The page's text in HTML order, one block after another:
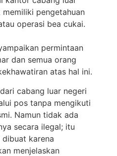
pengetahuan
operasi bea cukai.
permintaan
dan semua orang
atas hal ini.
cabang luar negeri
pos tanpa mengikuti
Namun tidak ada
secara ilegal; itu
dibuat karena
menjelaskan